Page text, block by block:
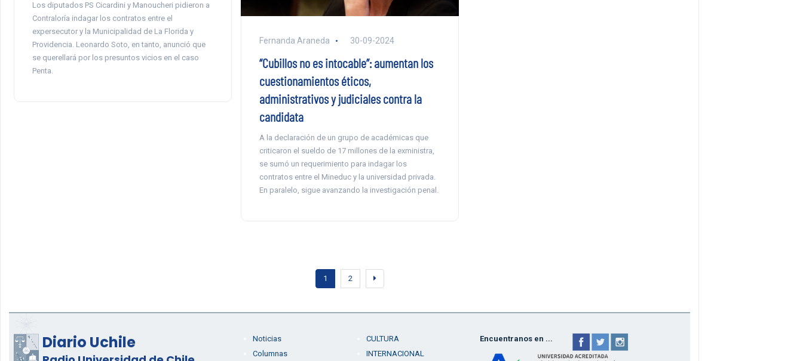
Los diputados PS Cicardini y Manoucheri pidieron a
Contraloría indagar los contratos entre el
expersecutor y la Municipalidad de La Florida y
Providencia. Leonardo Soto, en tanto, anunció que
se querellará por los presuntos vicios en el caso
Penta.
Fernanda Araneda 30-09-2024
“Cubillos no es intocable”: aumentan los
cuestionamientos éticos,
administrativos y judiciales contra la
candidata
A la declaración de un grupo de académicas que
criticaron el sueldo de 17 millones de la exministra,
se sumó un requerimiento para indagar los
contratos entre el Mineduc y la universidad privada.
En paralelo, sigue avanzando la investigación penal.
1 2
Diario Uchile
Noticias
Columnas
CULTURA
INTERNACIONAL
Encuentranos en ...